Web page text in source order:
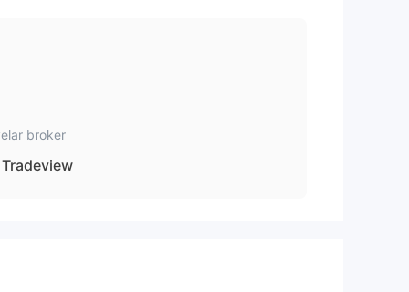
broker
Tradeview